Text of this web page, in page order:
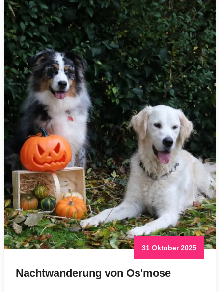
31 Oktober 2025
Nachtwanderung von Os'mose